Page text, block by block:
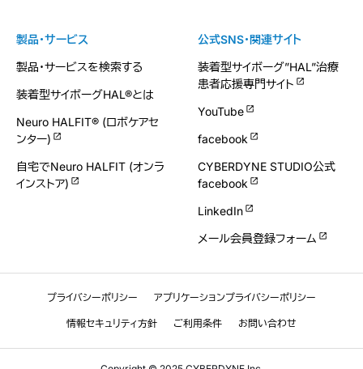
製品・サービス
製品・サービスを検索する
装着型サイボーグHAL®とは
Neuro HALFIT® (ロボケアセ
ンター)
自宅でNeuro HALFIT (オンラ
インストア)
公式SNS・関連サイト
装着型サイボーグ”HAL”治療
患者応援専門サイト
YouTube
facebook
CYBERDYNE STUDIO公式
facebook
LinkedIn
メール会員登録フォーム
プライバシーポリシー アプリケーションプライバシーポリシー
情報セキュリティ方針 ご利用条件 お問い合わせ